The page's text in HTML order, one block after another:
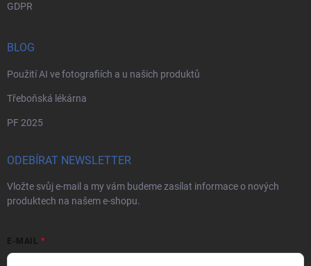
GDPR
BLOG
Použití AI ve fotografiích a u našich produktů
Třeboňská lékárna
PF 2025
ODEBÍRAT NEWSLETTER
Vložte svůj e-mail a my vám budeme zasílat informace o nových
produktech na našem e-shopu.
E-MAIL